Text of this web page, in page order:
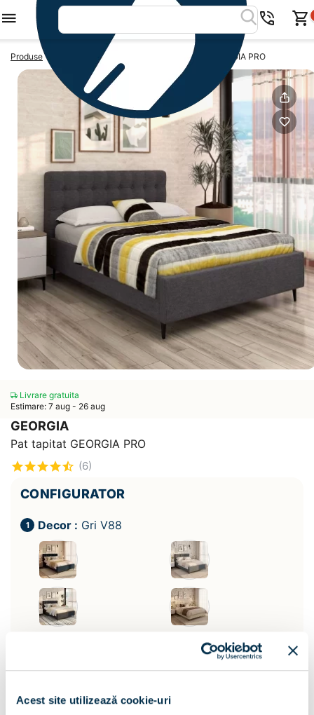
Acest site utilizează cookie-uri
Produse Paturi tapitate 160x200 Pat tapitat GEORGIA PRO
Livrare gratuita
Estimare: 7 aug - 26 aug
GEORGIA
Pat tapitat GEORGIA PRO
(6)
CONFIGURATOR
Decor : Gri V88